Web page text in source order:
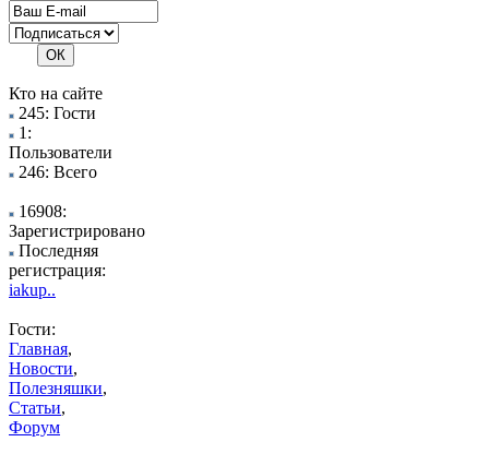
Кто на сайте
245: Гости
1:
Пользователи
246: Всего
16908:
Зарегистрировано
Последняя
регистрация:
iakup..
Гости:
Главная,
Новости,
Полезняшки,
Статьи,
Форум